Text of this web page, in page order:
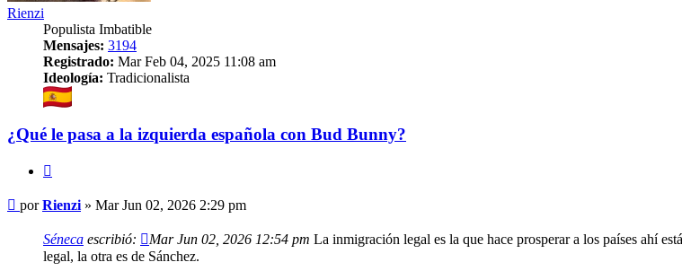
Rienzi
Populista Imbatible
Mensajes: 3194
Registrado: Mar Feb 04, 2025 11:08 am
Ideología: Tradicionalista
¿Qué le pasa a la izquierda española con Bud Bunny?
Mensaje
porRienzi » Mar Jun 02, 2026 2:29 pm
Séneca escribió: Mar Jun 02, 2026 12:54 pm La inmigración legal es la que hace prosperar a los países ahí
legal, la otra es de Sánchez.